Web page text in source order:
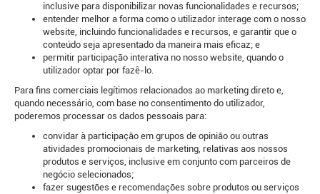
inclusive para disponibilizar novas funcionalidades e recursos;
entender melhor a forma como o utilizador interage com o nosso
website, incluindo funcionalidades e recursos, e garantir que o
conteúdo seja apresentado da maneira mais eficaz; e
permitir participação interativa no nosso website, quando o
utilizador optar por fazê-lo.
Para fins comerciais legítimos relacionados ao marketing direto e,
quando necessário, com base no consentimento do utilizador,
poderemos processar os dados pessoais para:
convidar à participação em grupos de opinião ou outras
atividades promocionais de marketing, relativas aos nossos
produtos e serviços, inclusive em conjunto com parceiros de
negócio selecionados;
fazer sugestões e recomendações sobre produtos ou serviços